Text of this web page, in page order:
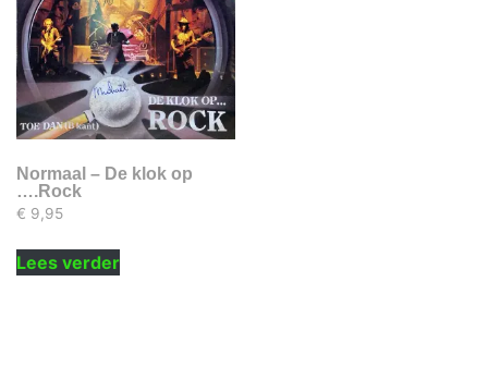
Normaal – De klok op
….Rock
€ 9,95
Lees verder